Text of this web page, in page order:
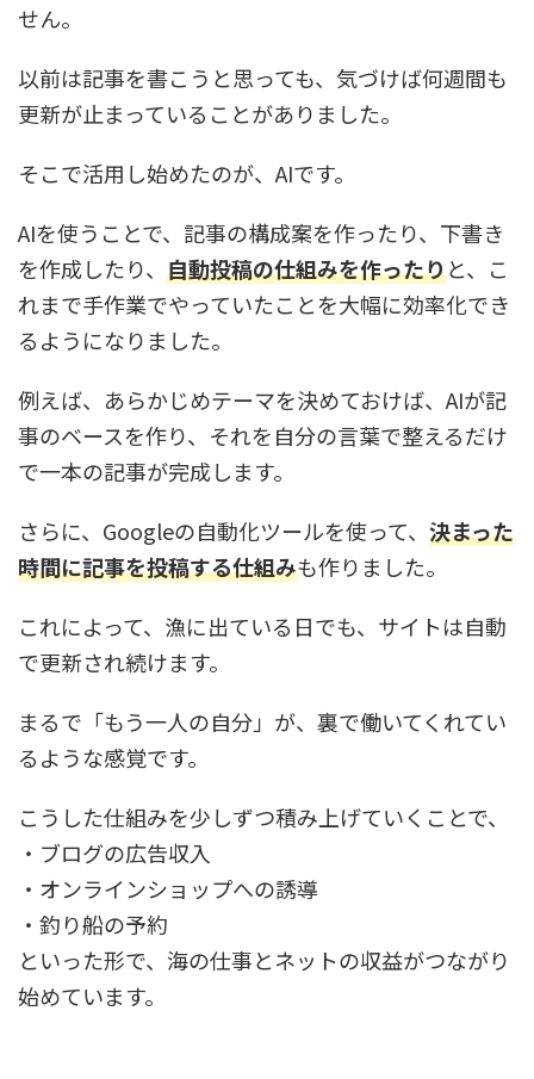
せん。
以前は記事を書こうと思っても、気づけば何週間も
更新が止まっていることがありました。
そこで活用し始めたのが、AIです。
AIを使うことで、記事の構成案を作ったり、下書き
を作成したり、 自動投稿の仕組みを作ったりと、こ
れまで手作業でやっていたことを大幅に効率化でき
るようになりました。
例えば、あらかじめテーマを決めておけば、AIが記
事のベースを作り、それを自分の言葉で整えるだけ
で一本の記事が完成します。
さらに、Googleの自動化ツールを使って、 決まった
時間に記事を投稿する仕組みも作りました。
これによって、漁に出ている日でも、サイトは自動
で更新され続けます。
まるで「もう一人の自分」が、裏で働いてくれてい
るような感覚です。
こうした仕組みを少しずつ積み上げていくことで、
・ブログの広告収入
・オンラインショップへの誘導
・釣り船の予約
といった形で、海の仕事とネットの収益がつながり
始めています。